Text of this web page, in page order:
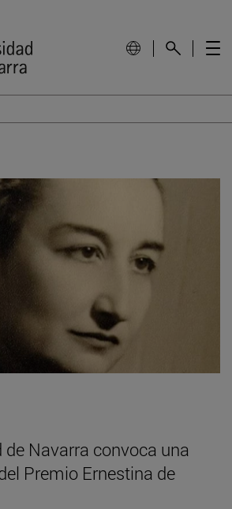
de Navarra convoca una
Premio Ernestina de